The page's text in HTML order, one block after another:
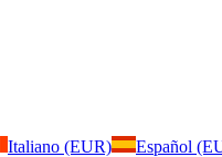
Italiano (EUR) Español